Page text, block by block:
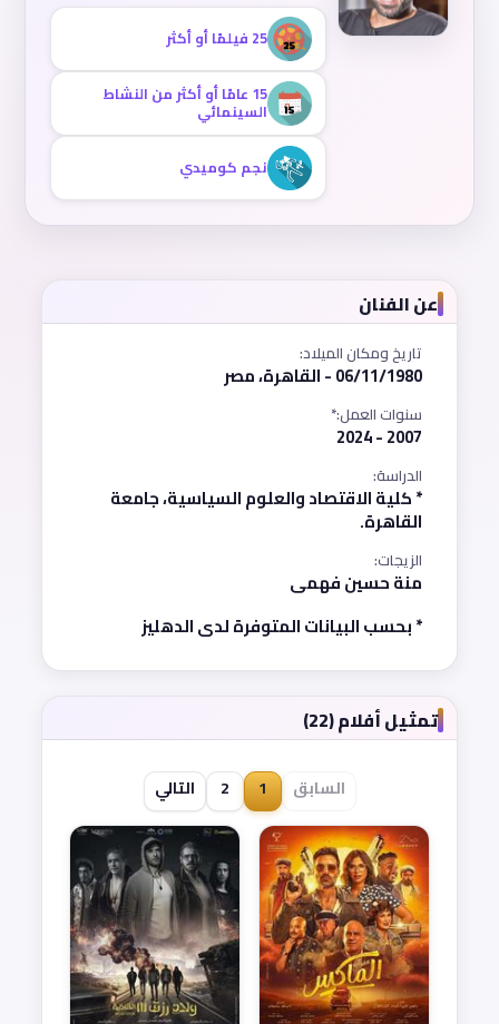
25 فيلمًا أو أكثر
15 عامًا أو أكثر من النشاط
السينمائي
نجم كوميدي
عن الفنان
تاريخ ومكان الميلاد:
06/11/1980 - القاهرة، مصر
سنوات العمل:*
2007 - 2024
الدراسة:
* كلية الاقتصاد والعلوم السياسية، جامعة
القاهرة.
الزيجات:
منة حسين فهمى
* بحسب البيانات المتوفرة لدى الدهليز
تمثيل أفلام (22)
السابق 1
2 التالي